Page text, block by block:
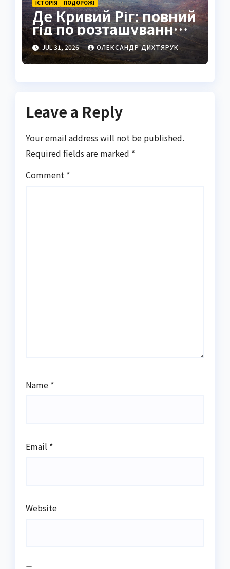
ІСТОРІЯ ПОДОРОЖІ
Де Кривий Ріг: повний
гід по розташуванню,
історії та життю міста
JUL 31, 2026 ОЛЕКСАНДР ДИХТЯРУК
Leave a Reply
Your email address will not be published.
Required fields are marked *
Comment *
Name *
Email *
Website